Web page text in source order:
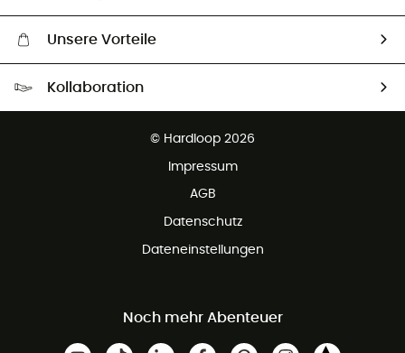
Unsere Vorteile
Kollaboration
© Hardloop 2026
Impressum
AGB
Datenschutz
Dateneinstellungen
Noch mehr Abenteuer